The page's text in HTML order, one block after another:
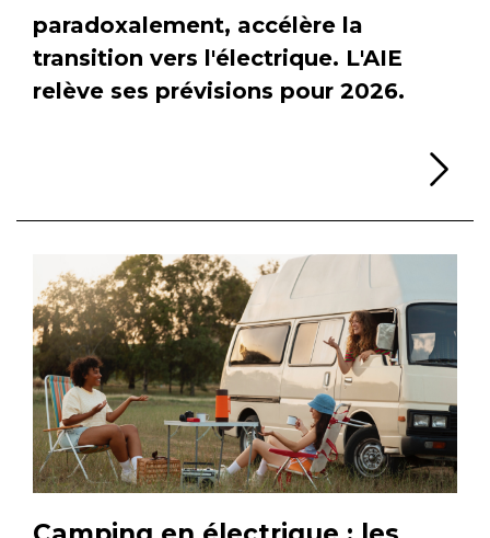
paradoxalement, accélère la
transition vers l'électrique. L'AIE
relève ses prévisions pour 2026.